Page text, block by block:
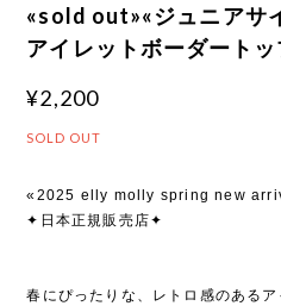
«sold out»«ジュニアサ
アイレットボーダート
¥2,200
SOLD OUT
«2025 elly molly spring new
✦日本正規販売店✦
春にぴったりな、レトロ感のある